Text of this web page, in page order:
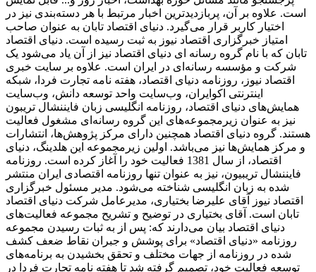
است. علاوه بر آن، پربازدیدترین اخبار مرتبط با هر دسته‌بندی نیز در
اختیار کاربر قرار می‌گیرد. دنیای اقتصاد تابان به عنوان صاحب
امتیاز خبرگزاری اقتصاد نیوز به ثبت رسیده است. دنیای اقتصاد
تابان که با نام گروه رسانه ای دنیای اقتصاد نیز از آن یاد می‌شود یک
شرکت و مؤسسه رسانه‌ای در ایران است. علاوه بر سایت خبری
اقتصاد نیوز، روزنامه دنیای اقتصاد، هفته ‌نامه تجارت فردا، شبکه
اینترنتی اکوایران، وب‌سایت واحد توسعه دانش، وب‌سایت
همایش‌های دنیای اقتصاد، روزنامه انگلیسی ‌زبان فایننشال تریبون
نیز به عنوان زیرمجموعه‌های این گروه رسانه‌ای مشغول فعالیت
هستند. گروه دنیای اقتصاد همچنین دارای مرکز پژوهش‌ها، انتشارات
و مرکز همایش‌ها نیز می‌باشد. اولین زیرمجموعه این هلدینگ، دنیای
اقتصاد، از سال 1381 فعالیت خود را آغاز کرده است. روزنامه
فایننشال تریبیون، نیز به عنوان تنها روزنامه اقتصادی ایران منتشر
شده به زبان انگلیسی شناخته می‌شود. مدیر مسئول خبرگزاری
اقتصاد نیوز آقای علیرضا بختیاری، مدیرعامل شرکت دنیای اقتصاد
تابان است. آقای بختیاری در توضیح و تشریح مجموعه فعالیت‌های
دنیای اقتصاد بیان می‌دارند که: پس از به ثبات رسیدن مجموعه
روزنامه «دنیای اقتصاد» برای پوشش و جبران نقاط ضعف کشف
شده در روزنامه از جهات مختلف و تحقق بخشیدن به برنامه‌های
توسعه فعالیت خود، تصمیم گرفته شد تا هفته نامه تجارت فردا در